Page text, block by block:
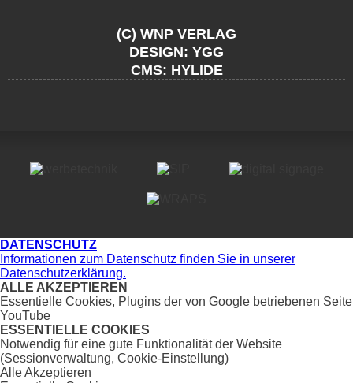
(C) WNP VERLAG
DESIGN: YGG
CMS: HYLIDE
DATENSCHUTZ
Informationen zum Datenschutz finden Sie in unserer
Datenschutzerklärung.
ALLE AKZEPTIEREN
Essentielle Cookies, Plugins der von Google betriebenen Seite
YouTube
ESSENTIELLE COOKIES
Notwendig für eine gute Funktionalität der Website
(Sessionverwaltung, Cookie-Einstellung)
Alle Akzeptieren